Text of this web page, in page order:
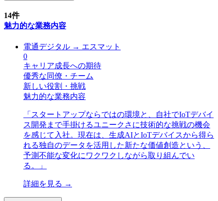
14件
魅力的な業務内容
電通デジタル → エスマット
0
キャリア成長への期待
優秀な同僚・チーム
新しい役割・挑戦
魅力的な業務内容
「 スタートアップならではの環境と、自社でIoTデバイ
ス開発まで手掛けるユニークさに技術的な挑戦の機会
を感じて入社。現在は、生成AIとIoTデバイスから得ら
れる独自のデータを活用した新たな価値創造という、
予測不能な変化にワクワクしながら取り組んでい
る。
」
詳細を見る →